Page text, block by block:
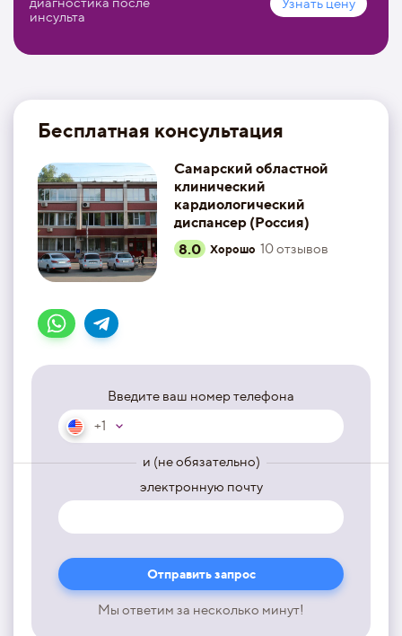
инсульта
Бесплатная консультация
Самарский областной
клинический
кардиологический
диспансер (Россия)
8.0
Хорошо 10отзывов
Введите ваш номер телефона
+1
и (не обязательно)
электронную почту
Мы ответим за несколько минут!